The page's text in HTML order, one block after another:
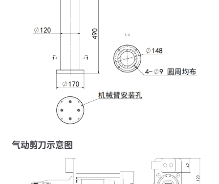
气动剪刀示意图